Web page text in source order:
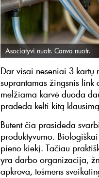
Asociatyvi nuotr. Canva nuotr.
Dar visai neseniai 3 kartų
suprantamas žingsnis
melžiama karvė duoda
pradeda kelti kitą
Būtent čia prasideda
produktyvumo.
pieno kiekį. Tačiau
yra darbo organizacija,
apkrova, tešmens